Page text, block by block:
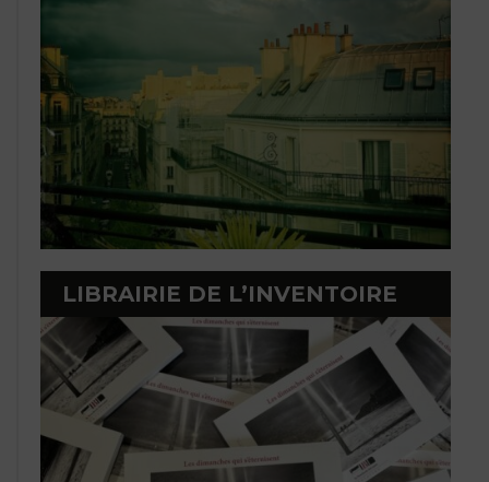
LIBRAIRIE DE L’INVENTOIRE